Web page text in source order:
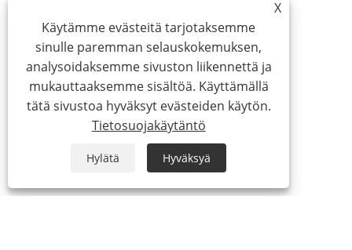
X
Käytämme evästeitä tarjotaksemme
sinulle paremman selauskokemuksen,
analysoidaksemme sivuston liikennettä ja
mukauttaaksemme sisältöä. Käyttämällä
tätä sivustoa hyväksyt evästeiden käytön.
Tietosuojakäytäntö
Hylätä Hyväksyä